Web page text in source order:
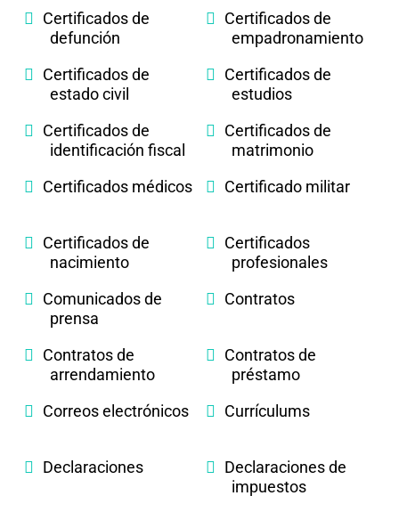
Certificados de
defunción
Certificados de
empadronamiento
Certificados de
estado civil
Certificados de
estudios
Certificados de
identificación fiscal
Certificados de
matrimonio
Certificados médicos
Certificado militar
Certificados de
nacimiento
Certificados
profesionales
Comunicados de
prensa
Contratos
Contratos de
arrendamiento
Contratos de
préstamo
Correos electrónicos
Currículums
Declaraciones
Declaraciones de
impuestos